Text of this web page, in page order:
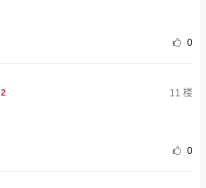
0
2 11 楼
0